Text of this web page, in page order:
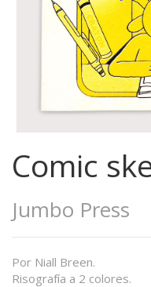
Comic
Jumbo Press
Por Niall Breen.
Risografía a 2 colores.